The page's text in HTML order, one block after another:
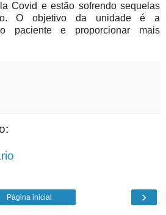
Covid e estão sofrendo sequelas
O objetivo da unidade é a
paciente e proporcionar mais
›
Página inicial